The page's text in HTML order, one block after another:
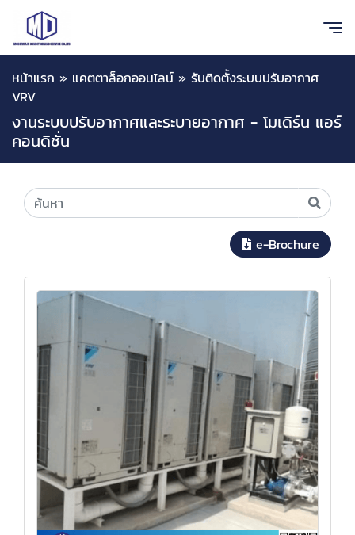
หน้าแรก » แคตตาล็อกออนไลน์ » รับติดตั้งระบบปรับอากาศ
VRV
งานระบบปรับอากาศและระบายอากาศ - โมเดิร์น แอร์
คอนดิชั่น
e-Brochure